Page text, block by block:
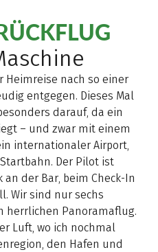
Heimreise nach so einer
entgegen. Dieses Mal
darauf, da ein
– und zwar mit einem
internationaler Airport,
Der Pilot ist
der Bar, beim Check-In
Wir sind nur sechs
herrlichen Panoramaflug.
Luft, wo ich nochmal
den Hafen und